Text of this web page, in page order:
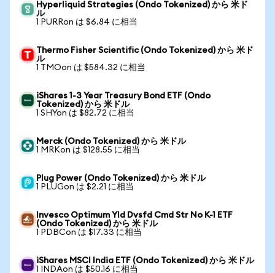
Hyperliquid Strategies (Ondo Tokenized) から 米ド
ル
1 PURRon は $6.84 に相当
Thermo Fisher Scientific (Ondo Tokenized) から 米ド
ル
1 TMOon は $584.32 に相当
iShares 1-3 Year Treasury Bond ETF (Ondo
Tokenized) から 米ドル
1 SHYon は $82.72 に相当
Merck (Ondo Tokenized) から 米ドル
1 MRKon は $128.55 に相当
Plug Power (Ondo Tokenized) から 米ドル
1 PLUGon は $2.21 に相当
Invesco Optimum Yld Dvsfd Cmd Str No K-1 ETF
(Ondo Tokenized) から 米ドル
1 PDBCon は $17.33 に相当
iShares MSCI India ETF (Ondo Tokenized) から 米ドル
1 INDAon は $50.16 に相当